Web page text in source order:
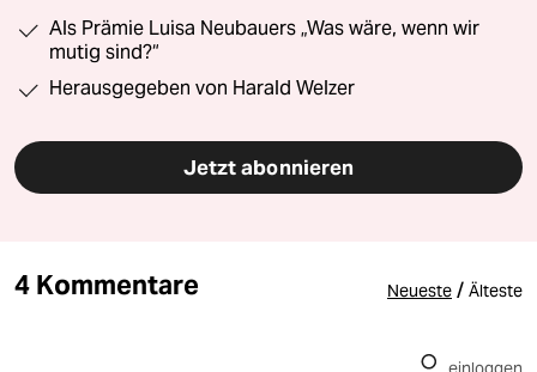
Als Prämie Luisa Neubauers „Was wäre, wenn wir
mutig sind?“
Herausgegeben von Harald Welzer
Jetzt abonnieren
4 Kommentare Neueste / Älteste